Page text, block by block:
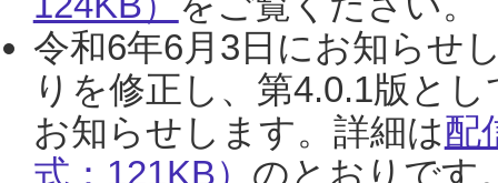
令和6年6月3日にお知らせ
りを修正し、第4.0.1版と
お知らせします。詳細は配
式：121KB） のとおりです